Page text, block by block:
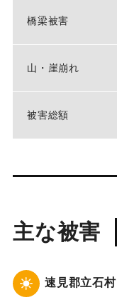
橋梁被害
山・崖崩れ
被害総額
主な被害
速見郡立石村